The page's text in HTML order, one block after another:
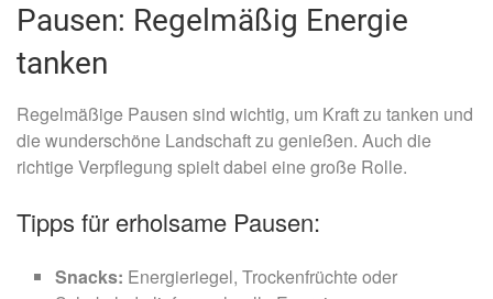
Pausen: Regelmäßig Energie
tanken
Regelmäßige Pausen sind wichtig, um Kraft zu tanken und
die wunderschöne Landschaft zu genießen. Auch die
richtige Verpflegung spielt dabei eine große Rolle.
Tipps für erholsame Pausen:
Snacks: Energieriegel, Trockenfrüchte oder